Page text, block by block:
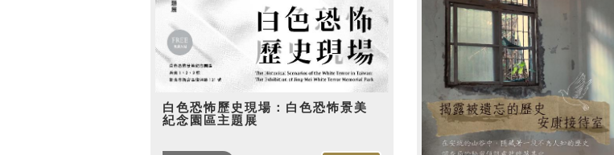
白色恐怖歷史現場：白色恐怖景美
紀念園區主題展